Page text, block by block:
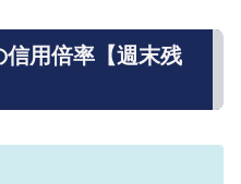
用倍率【週末残